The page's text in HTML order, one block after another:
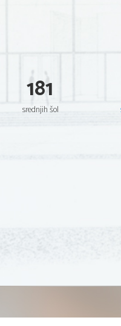
181
srednjih šol